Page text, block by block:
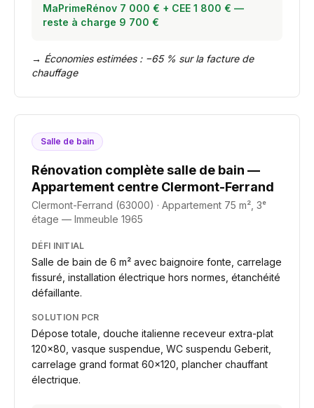
MaPrimeRénov 7 000 € + CEE 1 800 € —
reste à charge 9 700 €
→ Économies estimées : −65 % sur la facture de
chauffage
Salle de bain
Rénovation complète salle de bain —
Appartement centre Clermont-Ferrand
Clermont-Ferrand (63000) · Appartement 75 m², 3ᵉ
étage — Immeuble 1965
DÉFI INITIAL
Salle de bain de 6 m² avec baignoire fonte, carrelage
fissuré, installation électrique hors normes, étanchéité
défaillante.
SOLUTION PCR
Dépose totale, douche italienne receveur extra-plat
120×80, vasque suspendue, WC suspendu Geberit,
carrelage grand format 60×120, plancher chauffant
électrique.